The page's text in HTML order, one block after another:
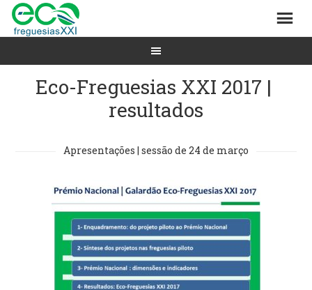
Eco-Freguesias XXI 2017 |
resultados
Apresentações | sessão de 24 de março